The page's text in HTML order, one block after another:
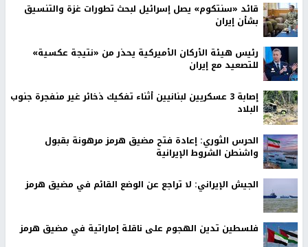
قائد «سنتكوم» يصل إسرائيل لبحث تطورات غزة والتنسيق
بشأن إيران
رئيس هيئة الأركان الأميركية يحذر من «نتيجة عكسية»
للتصعيد مع إيران
إصابة 3 عسكريين لبنانيين أثناء تفكيك ذخائر غير منفجرة جنوب
البلاد
الحرس الثوري: إعادة فتح مضيق هرمز مرهونة بقبول
واشنطن الشروط الإيرانية
الجيش الإيراني: لا تراجع عن الوضع القائم في مضيق هرمز
فلسطين تدين الهجوم على ناقلة إماراتية في مضيق هرمز